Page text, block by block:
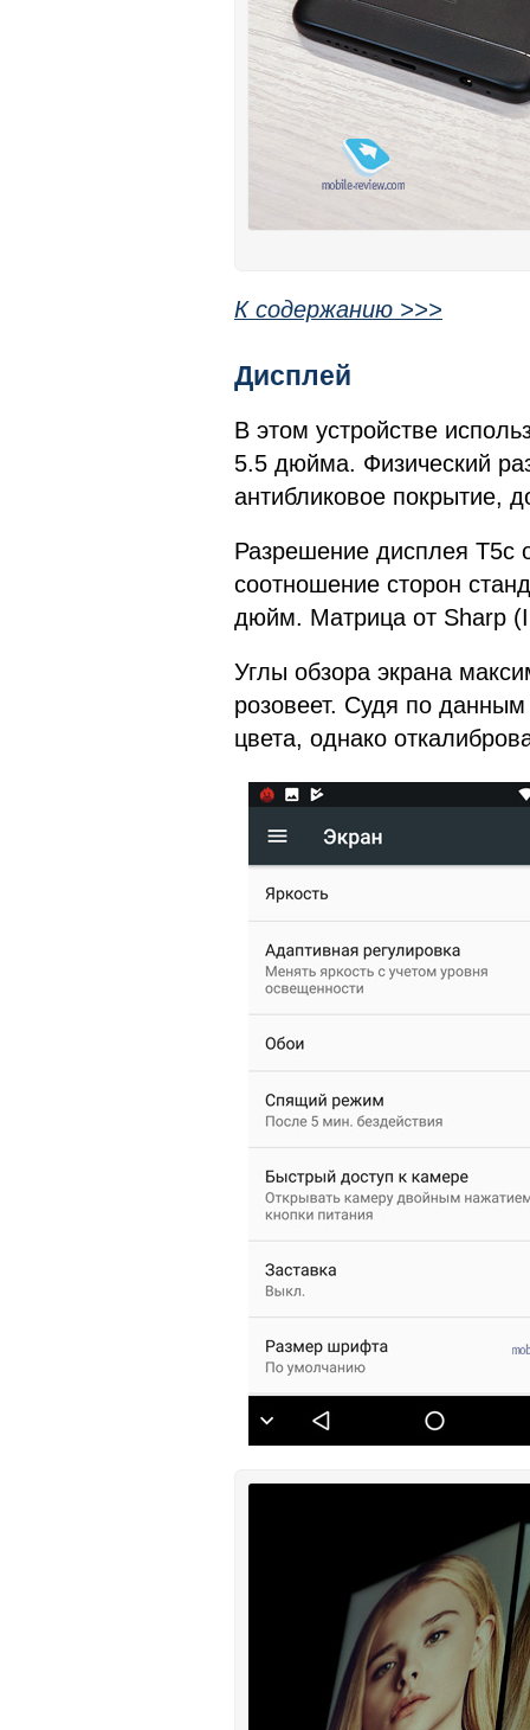
К содержанию >>>
Дисплей
В этом устройстве
5.5 дюйма. Физический
антибликовое покрытие,
Разрешение дисплея T5c
соотношение сторон
дюйм. Матрица от Sharp
Углы обзора экрана
розовеет. Судя по
цвета, однако